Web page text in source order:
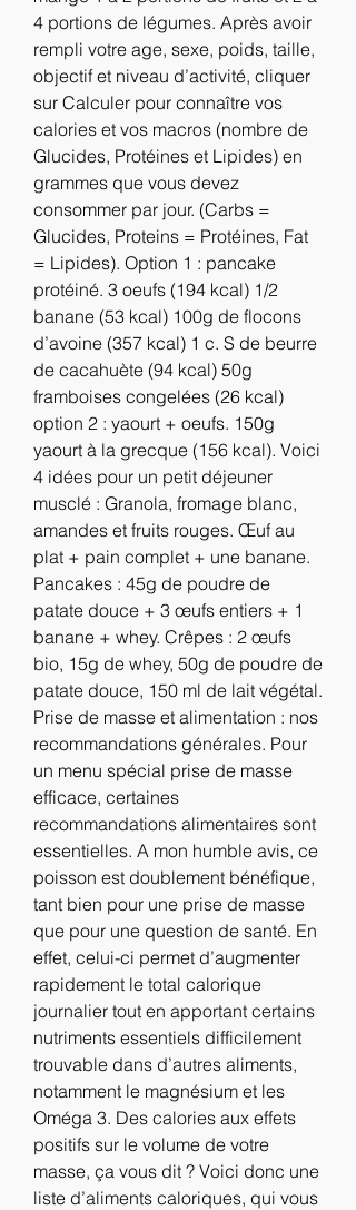
4 portions de légumes. Après avoir
rempli votre age, sexe, poids, taille,
objectif et niveau d’activité, cliquer
sur Calculer pour connaître vos
calories et vos macros (nombre de
Glucides, Protéines et Lipides) en
grammes que vous devez
consommer par jour. (Carbs =
Glucides, Proteins = Protéines, Fat
= Lipides). Option 1 : pancake
protéiné. 3 oeufs (194 kcal) 1/2
banane (53 kcal) 100g de flocons
d’avoine (357 kcal) 1 c. S de beurre
de cacahuète (94 kcal) 50g
framboises congelées (26 kcal)
option 2 : yaourt + oeufs. 150g
yaourt à la grecque (156 kcal). Voici
4 idées pour un petit déjeuner
musclé : Granola, fromage blanc,
amandes et fruits rouges. Œuf au
plat + pain complet + une banane.
Pancakes : 45g de poudre de
patate douce + 3 œufs entiers + 1
banane + whey. Crêpes : 2 œufs
bio, 15g de whey, 50g de poudre de
patate douce, 150 ml de lait végétal.
Prise de masse et alimentation : nos
recommandations générales. Pour
un menu spécial prise de masse
efficace, certaines
recommandations alimentaires sont
essentielles. A mon humble avis, ce
poisson est doublement bénéfique,
tant bien pour une prise de masse
que pour une question de santé. En
effet, celui-ci permet d’augmenter
rapidement le total calorique
journalier tout en apportant certains
nutriments essentiels difficilement
trouvable dans d’autres aliments,
notamment le magnésium et les
Oméga 3. Des calories aux effets
positifs sur le volume de votre
masse, ça vous dit ? Voici donc une
liste d’aliments caloriques, qui vous